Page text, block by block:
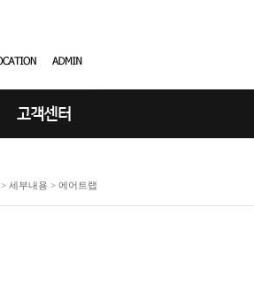
> 세부내용 > 에어트랩